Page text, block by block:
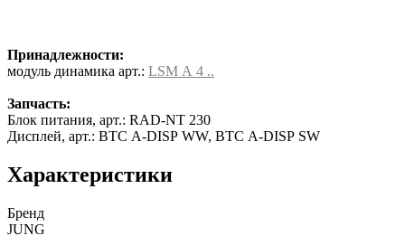
Принадлежности:
модуль динамика арт.: LSM A 4 ..
Запчасть:
Блок питания, арт.: RAD-NT 230
Дисплей, арт.: BTC A-DISP WW, BTC A-DISP SW
Характеристики
Бренд
JUNG